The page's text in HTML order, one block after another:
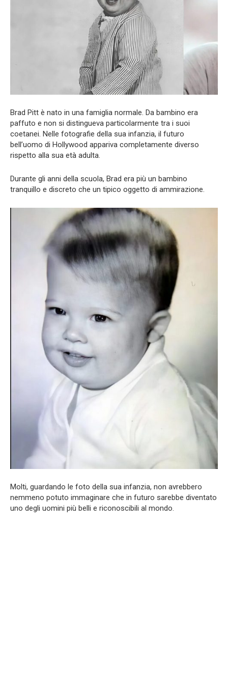
Brad Pitt è nato in una famiglia normale. Da bambino era
paffuto e non si distingueva particolarmente tra i suoi
coetanei. Nelle fotografie della sua infanzia, il futuro
bell’uomo di Hollywood appariva completamente diverso
rispetto alla sua età adulta.
Durante gli anni della scuola, Brad era più un bambino
tranquillo e discreto che un tipico oggetto di ammirazione.
Molti, guardando le foto della sua infanzia, non avrebbero
nemmeno potuto immaginare che in futuro sarebbe diventato
uno degli uomini più belli e riconoscibili al mondo.